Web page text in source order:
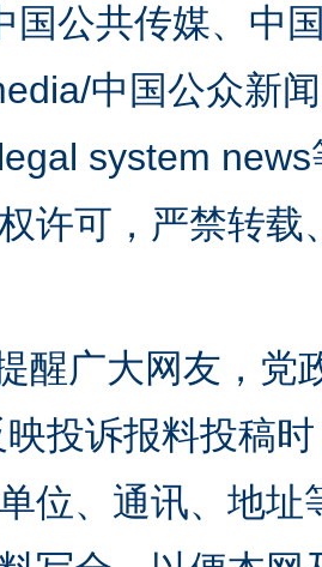
国公共传媒、中
中国公众新
system
许可，严禁转
醒广大网友，党
投诉报料投稿
位、通讯、地